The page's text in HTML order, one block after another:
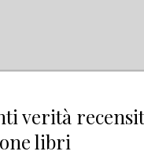
verità
libri